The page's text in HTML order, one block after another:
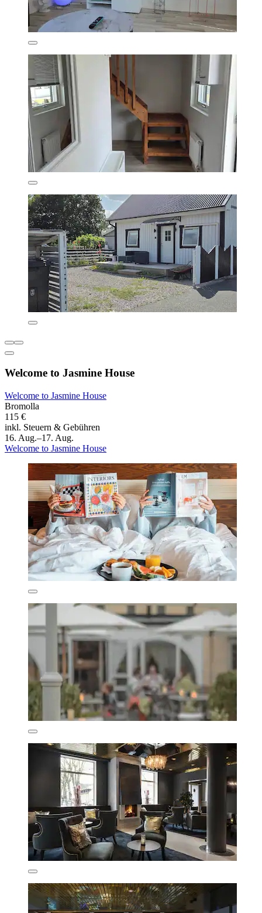
Welcome to Jasmine House
Welcome to Jasmine House
Bromolla
115 €
inkl. Steuern & Gebühren
16. Aug.–17. Aug.
Welcome to Jasmine House